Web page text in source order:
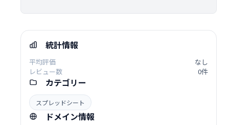
統計情報
平均評価
なし
レビュー数
0件
カテゴリー
スプレッドシート
ドメイン情報